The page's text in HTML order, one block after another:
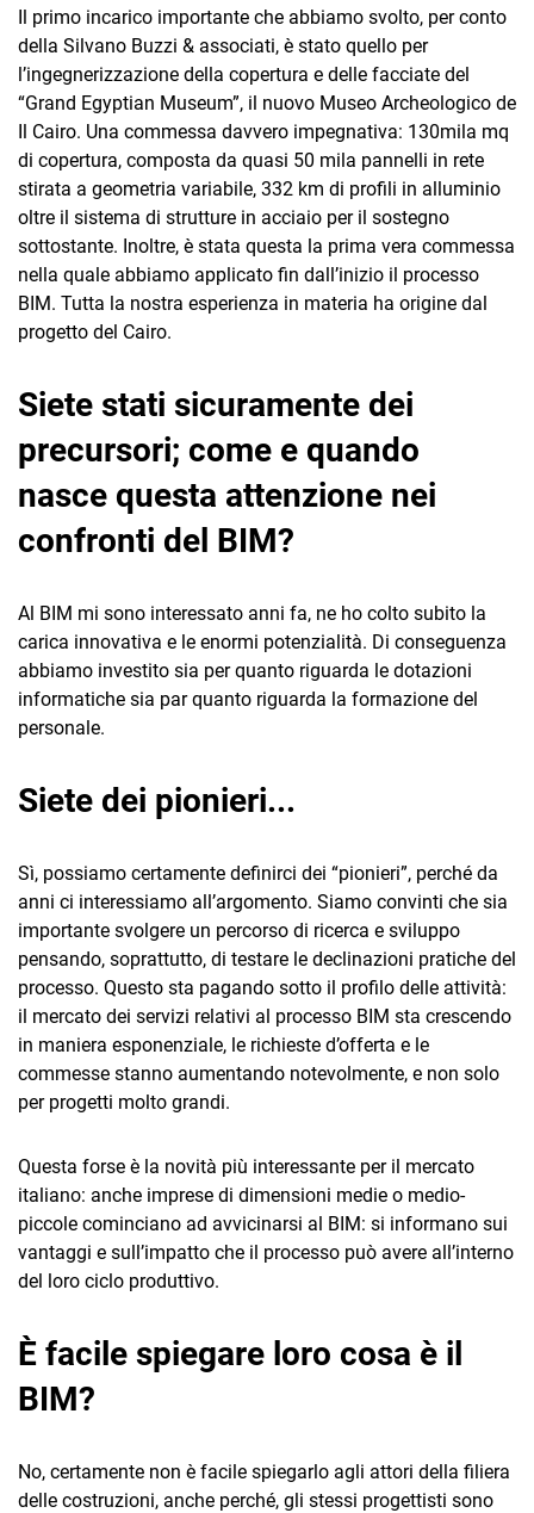
Il primo incarico importante che abbiamo svolto, per conto
della Silvano Buzzi & associati, è stato quello per
l’ingegnerizzazione della copertura e delle facciate del
“Grand Egyptian Museum”, il nuovo Museo Archeologico de
Il Cairo. Una commessa davvero impegnativa: 130mila mq
di copertura, composta da quasi 50 mila pannelli in rete
stirata a geometria variabile, 332 km di profili in alluminio
oltre il sistema di strutture in acciaio per il sostegno
sottostante. Inoltre, è stata questa la prima vera commessa
nella quale abbiamo applicato fin dall’inizio il processo
BIM. Tutta la nostra esperienza in materia ha origine dal
progetto del Cairo.
Siete stati sicuramente dei
precursori; come e quando
nasce questa attenzione nei
confronti del BIM?
Al BIM mi sono interessato anni fa, ne ho colto subito la
carica innovativa e le enormi potenzialità. Di conseguenza
abbiamo investito sia per quanto riguarda le dotazioni
informatiche sia par quanto riguarda la formazione del
personale.
Siete dei pionieri...
Sì, possiamo certamente definirci dei “pionieri”, perché da
anni ci interessiamo all’argomento. Siamo convinti che sia
importante svolgere un percorso di ricerca e sviluppo
pensando, soprattutto, di testare le declinazioni pratiche del
processo. Questo sta pagando sotto il profilo delle attività:
il mercato dei servizi relativi al processo BIM sta crescendo
in maniera esponenziale, le richieste d’offerta e le
commesse stanno aumentando notevolmente, e non solo
per progetti molto grandi.
Questa forse è la novità più interessante per il mercato
italiano: anche imprese di dimensioni medie o medio-
piccole cominciano ad avvicinarsi al BIM: si informano sui
vantaggi e sull’impatto che il processo può avere all’interno
del loro ciclo produttivo.
È facile spiegare loro cosa è il
BIM?
No, certamente non è facile spiegarlo agli attori della filiera
delle costruzioni, anche perché, gli stessi progettisti sono